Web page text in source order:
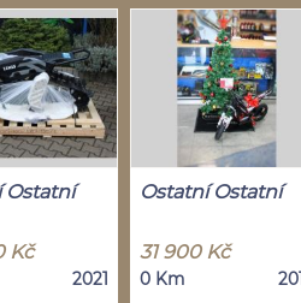
Ostatní
Kč
2021
Ostatní Ostatní
31 900 Kč
0 Km